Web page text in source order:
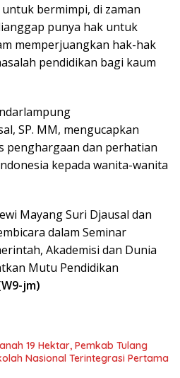
bermimpi, di zaman
punya hak untuk
memperjuangkan hak-hak
pendidikan bagi kaum
SP. MM, mengucapkan
penghargaan dan perhatian
kepada wanita-wanita
Mayang Suri Djausal dan
dalam Seminar
Akademisi dan Dunia
Mutu Pendidikan
jm)
19 Hektar, Pemkab Tulang
Nasional Terintegrasi Pertama